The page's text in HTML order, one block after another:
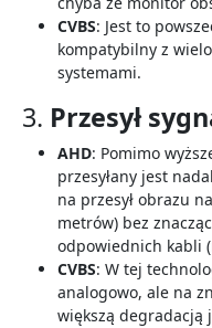
CVBS: Jest to
kompatybilny z
systemami.
3. Przesył
AHD: Pomimo
przesyłany jest
na przesył obrazu
metrów) bez
odpowiednich kabli
CVBS: W tej
analogowo, ale na
większą degradacją